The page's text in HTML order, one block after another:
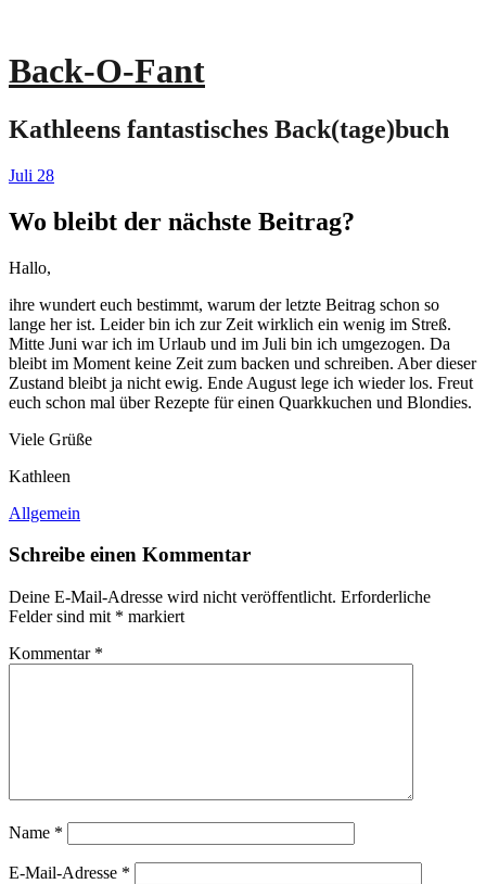
Back-O-Fant
Kathleens fantastisches Back(tage)buch
Juli 28
Wo bleibt der nächste Beitrag?
Hallo,
ihre wundert euch bestimmt, warum der letzte Beitrag schon so
lange her ist. Leider bin ich zur Zeit wirklich ein wenig im Streß.
Mitte Juni war ich im Urlaub und im Juli bin ich umgezogen. Da
bleibt im Moment keine Zeit zum backen und schreiben. Aber dieser
Zustand bleibt ja nicht ewig. Ende August lege ich wieder los. Freut
euch schon mal über Rezepte für einen Quarkkuchen und Blondies.
Viele Grüße
Kathleen
Allgemein
Schreibe einen Kommentar
Deine E-Mail-Adresse wird nicht veröffentlicht. Erforderliche
Felder sind mit * markiert
Kommentar *
Name *
E-Mail-Adresse *